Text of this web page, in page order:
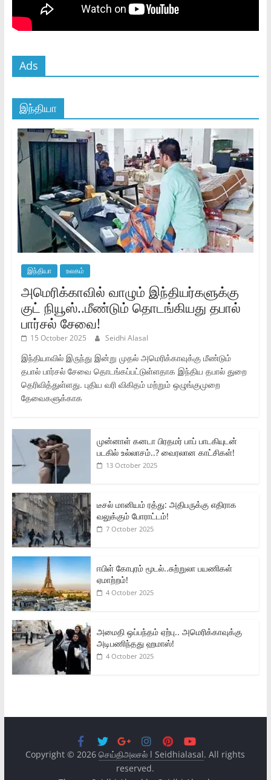
Ads
இந்தியா
இந்தியா உலகம்
அமெரிக்காவில் வாழும் இந்தியர்களுக்கு
குட் நியூஸ்..மீண்டும் தொடங்கியது தபால்
பார்சல் சேவை!
15 October 2025 Seidhi Alasal
இந்தியாவில் இருந்து இன்று முதல் அமெரிக்காவுக்கு மீண்டும்
தபால் பார்சல் சேவை தொடங்கப்பட்டுள்ளதாக இந்திய தபால் துறை
தெரிவித்துள்ளது. புதிய வரி விகிதம் மற்றும் ஒழுங்குமுறை
தேவைகளுக்காக
முன்னாள் கனடா பிரதமர் பாப் பாடகியுடன்
படகில் உல்லாசம்..? வைரலான காட்சிகள்!
13 October 2025
டீசல் மானியம் ரத்து: அதிபருக்கு எதிராக
வலுக்கும் போராட்டம்!
7 October 2025
ஈபிள் கோபுரம் மூடல்..சுற்றுலா பயணிகள்
ஏமாற்றம்!
4 October 2025
அமைதி ஒப்பந்தம் ஏற்பு.. அமெரிக்காவுக்கு
அடிபணிந்தது ஹமாஸ்!
4 October 2025
Copyright © 2026செய்திஅலசல் l Seidhialasal. All rights
reserved.